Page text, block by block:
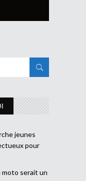
jeunes
pour
moto serait un